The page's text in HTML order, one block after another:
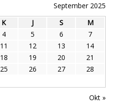
September 2025
K J S
M
4 5 6
7
11 12 13
14
18 19 20
21
25 26 27
28
Okt »